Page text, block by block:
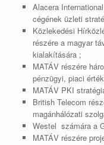
Alacera
cégének üzleti
Közlekedési
részére a magyar
kialakítására ;
MATÁV részére
pénzügyi, piaci
MATÁV PKI
British Telecom
magánhálózati
Westel számára a
MATÁV részére